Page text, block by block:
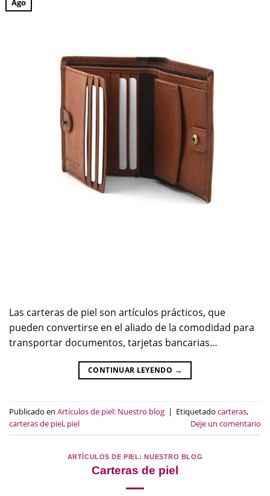
Ago
Las carteras de piel son artículos prácticos, que
pueden convertirse en el aliado de la comodidad para
transportar documentos, tarjetas bancarias…
CONTINUAR LEYENDO →
Publicado en Artículos de piel: Nuestro blog | Etiquetado carteras,
carteras de piel, piel Deje un comentario
ARTÍCULOS DE PIEL: NUESTRO BLOG
Carteras de piel